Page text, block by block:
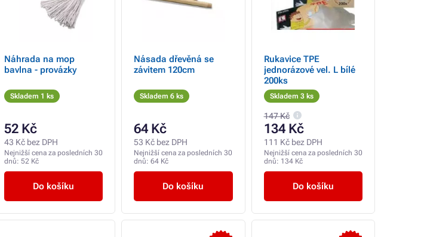
Náhrada na mop
bavlna - provázky
Skladem 1 ks
52 Kč
43 Kč bez DPH
Nejnižší cena za posledních 30
dnů: 52 Kč
Do košíku
Násada dřevěná se
závitem 120cm
Skladem 6 ks
64 Kč
53 Kč bez DPH
Nejnižší cena za posledních 30
dnů: 64 Kč
Do košíku
Rukavice TPE
jednorázové vel. L bílé
200ks
Skladem 3 ks
147 Kč
134 Kč
111 Kč bez DPH
Nejnižší cena za posledních 30
dnů: 134 Kč
Do košíku